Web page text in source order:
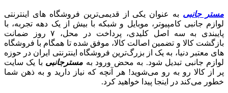
مستر جانبی به عنوان یکی از قدیمی‌ترین فروشگاه های اینترنتی
لوازم جانبی کامپیوتر، موبایل و شبکه با بیش از یک دهه تجربه، با
پایبندی به سه اصل کلیدی، پرداخت در محل، ۷ روز ضمانت
بازگشت کالا و تضمین اصالت کالا، موفق شده تا همگام با فروشگاه‌
های معتبر دنیا، به یک از بزرگ‌ترین فروشگاه اینترنتی ایران در حوزه
لوازم جانبی تبدیل شود. به محض ورود به مسترجانبی با یک سایت
پر از کالا رو به رو می‌شوید! هر آنچه که نیاز دارید و به ذهن شما
خطور می‌کند در اینجا پیدا خواهید کرد.